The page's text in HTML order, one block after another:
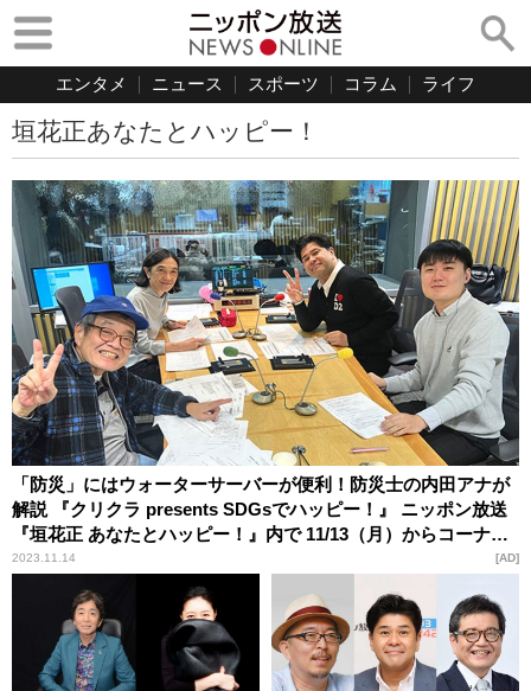
エンタメ ニュース スポーツ コラム ライフ
垣花正あなたとハッピー！
「防災」にはウォーターサーバーが便利！防災士の内田アナが
解説 『クリクラ presents SDGsでハッピー！』 ニッポン放送
『垣花正 あなたとハッピー！』内で 11/13（月）からコーナー
スタート
2023.11.14 AD